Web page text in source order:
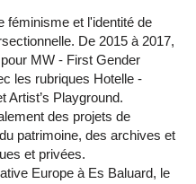
féminisme et l'identité de
De 2015 à 2017,
MW - First Gender
les rubriques Hotelle -
Artist’s Playground.
des projets de
patrimoine, des archives et
et privées.
Europe à Es Baluard, le